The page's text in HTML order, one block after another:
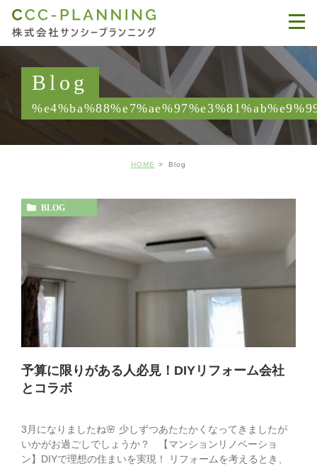
Blog
HOME Blog
BLOG
予算に限りがある人必見！DIYリフォーム会社
とコラボ
3月になりましたね🌸 少しずつあたたかくなってきましたが
いかがお過ごしでしょうか？ 【マンションリノベーショ
ン】DIYで理想の住まいを実現！ リフォームを考えるとき、